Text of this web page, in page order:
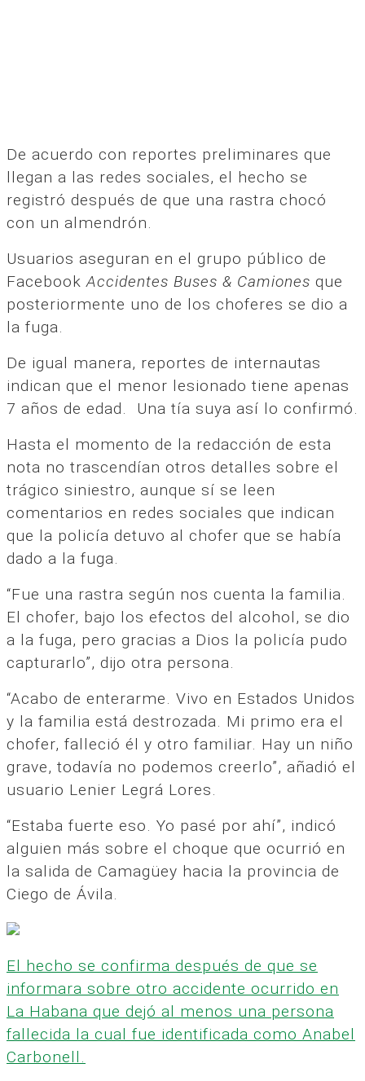
De acuerdo con reportes preliminares que
llegan a las redes sociales, el hecho se
registró después de que una rastra chocó
con un almendrón.
Usuarios aseguran en el grupo público de
FacebookAccidentes Buses & Camiones que
posteriormente uno de los choferes se dio a
la fuga.
De igual manera, reportes de internautas
indican que el menor lesionado tiene apenas
7 años de edad. Una tía suya así lo confirmó.
Hasta el momento de la redacción de esta
nota no trascendían otros detalles sobre el
trágico siniestro, aunque sí se leen
comentarios en redes sociales que indican
que la policía detuvo al chofer que se había
dado a la fuga.
“Fue una rastra según nos cuenta la familia.
El chofer, bajo los efectos del alcohol, se dio
a la fuga, pero gracias a Dios la policía pudo
capturarlo”, dijo otra persona.
“Acabo de enterarme. Vivo en Estados Unidos
y la familia está destrozada. Mi primo era el
chofer, falleció él y otro familiar. Hay un niño
grave, todavía no podemos creerlo”, añadió el
usuario Lenier Legrá Lores.
“Estaba fuerte eso. Yo pasé por ahí”, indicó
alguien más sobre el choque que ocurrió en
la salida de Camagüey hacia la provincia de
Ciego de Ávila.
El hecho se confirma después de que se
informara sobre otro accidente ocurrido en
La Habana que dejó al menos una persona
fallecida la cual fue identificada como Anabel
Carbonell.